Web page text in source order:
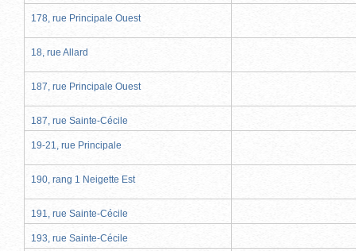
178, rue Principale Ouest
18, rue Allard
187, rue Principale Ouest
187, rue Sainte-Cécile
19-21, rue Principale
190, rang 1 Neigette Est
191, rue Sainte-Cécile
193, rue Sainte-Cécile